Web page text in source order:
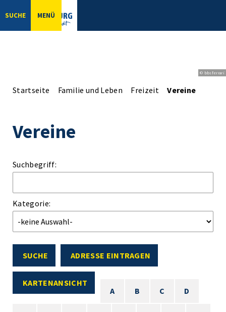
SUCHE MENÜ
© bbsferrari
Startseite Familie und Leben Freizeit Vereine
Vereine
Suchbegriff:
Kategorie:
SUCHE ADRESSE EINTRAGEN
KARTENANSICHT
A
B C D